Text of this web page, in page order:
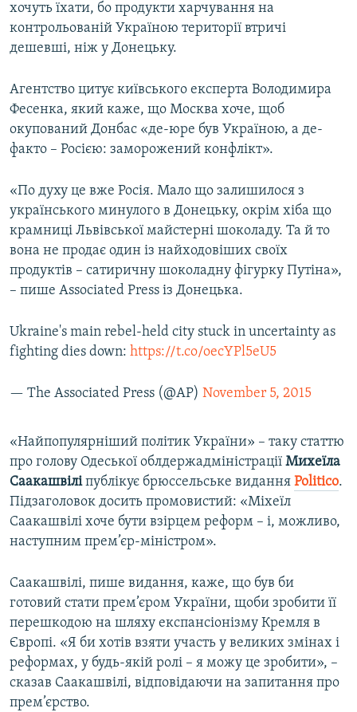
хочуть їхати, бо продукти харчування на
контрольованій Україною території втричі
дешевші, ніж у Донецьку.
Агентство цитує київського експерта Володимира
Фесенка, який каже, що Москва хоче, щоб
окупований Донбас «де-юре був Україною, а де-
факто – Росією: заморожений конфлікт».
«По духу це вже Росія. Мало що залишилося з
українського минулого в Донецьку, окрім хіба що
крамниці Львівської майстерні шоколаду. Та й то
вона не продає один із найходовіших своїх
продуктів – сатиричну шоколадну фігурку Путіна»,
– пише Associated Press із Донецька.
Ukraine's main rebel-held city stuck in uncertainty as
fighting dies down: https://t.co/oecYPl5eU5
— The Associated Press (@AP) November 5, 2015
«Найпопулярніший політик України» – таку статтю
про голову Одеської облдержадміністрації Михеїла
Саакашвіліпублікує брюссельське видання Politico.
Підзаголовок досить промовистий: «Міхеїл
Саакашвілі хоче бути взірцем реформ – і, можливо,
наступним прем’єр-міністром».
Саакашвілі, пише видання, каже, що був би
готовий стати прем’єром України, щоби зробити її
перешкодою на шляху експансіонізму Кремля в
Європі. «Я би хотів взяти участь у великих змінах і
реформах, у будь-якій ролі – я можу це зробити», –
сказав Саакашвілі, відповідаючи на запитання про
прем’єрство.​